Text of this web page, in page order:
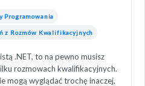
Programowania
z Rozmów Kwalifikacyjnych
.NET, to na pewno musisz
rozmowach kwalifikacyjnych.
mogą wyglądać trochę inaczej,